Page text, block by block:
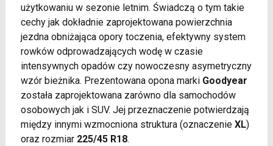
użytkowaniu w sezonie letnim. Świadczą o tym takie
cechy jak dokładnie zaprojektowana powierzchnia
jezdna obniżająca opory toczenia, efektywny system
rowków odprowadzających wodę w czasie
intensywnych opadów czy nowoczesny asymetryczny
wzór bieżnika. Prezentowana opona marki Goodyear
została zaprojektowana zarówno dla samochodów
osobowych jak i SUV. Jej przeznaczenie potwierdzają
między innymi wzmocniona struktura (oznaczenie XL)
oraz rozmiar 225/45 R18.